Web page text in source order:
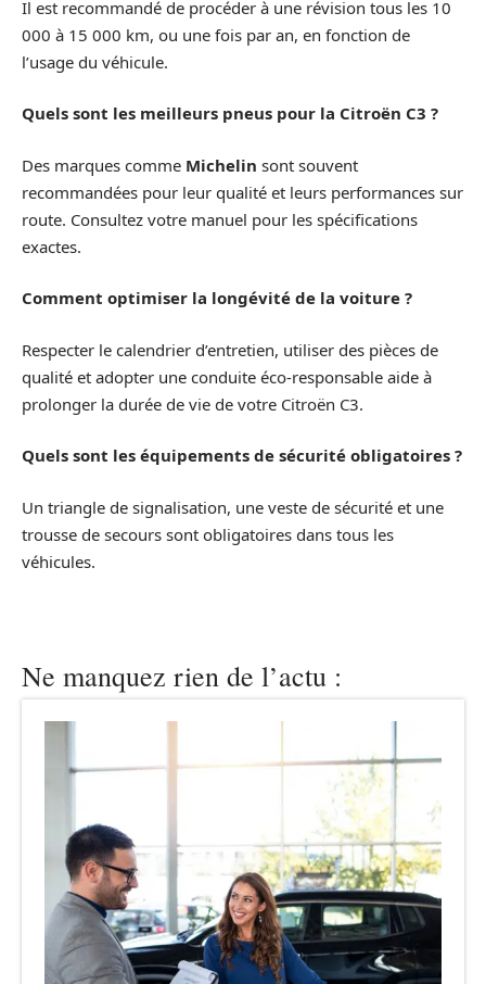
Il est recommandé de procéder à une révision tous les 10
000 à 15 000 km, ou une fois par an, en fonction de
l’usage du véhicule.
Quels sont les meilleurs pneus pour la Citroën C3 ?
Des marques comme Michelin sont souvent
recommandées pour leur qualité et leurs performances sur
route. Consultez votre manuel pour les spécifications
exactes.
Comment optimiser la longévité de la voiture ?
Respecter le calendrier d’entretien, utiliser des pièces de
qualité et adopter une conduite éco-responsable aide à
prolonger la durée de vie de votre Citroën C3.
Quels sont les équipements de sécurité obligatoires ?
Un triangle de signalisation, une veste de sécurité et une
trousse de secours sont obligatoires dans tous les
véhicules.
Ne manquez rien de l’actu :